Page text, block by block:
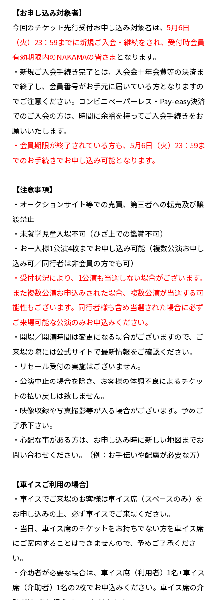
【お申し込み対象者】
今回のチケット先行受付お申し込み対象者は、 5月6日
（火）23：59までに新規ご入会・継続をされ、受付時会員
有効期限内のNAKAMAの皆さま となります。
・新規ご入会手続き完了とは、入会金＋年会費等の決済ま
で終了し、会員番号がお手元に届いている方となりますの
でご注意ください。コンビニペーパーレス・Pay-easy決済
でのご入会の方は、時間に余裕を持ってご入会手続きをお
願いいたします。
・会員期限が終了されている方も、5月6日（火）23：59ま
でのお手続きでお申し込み可能となります。
【注意事項】
・オークションサイト等での売買、第三者への転売及び譲
渡禁止
・未就学児童入場不可（ひざ上での鑑賞不可）
・お一人様1公演4枚までお申し込み可能（複数公演お申し
込み可／同行者は非会員の方でも可）
・受付状況により、1公演も当選しない場合がございます。
また複数公演お申込みされた場合、複数公演が当選する可
能性もございます。同行者様も含め当選された場合に必ず
ご来場可能な公演のみお申込みください。
・開場／開演時間は変更になる場合がございますので、ご
来場の際には公式サイトで最新情報をご確認ください。
・リセール受付の実施はございません。
・公演中止の場合を除き、お客様の体調不良によるチケッ
トの払い戻しは致しません。
・映像収録や写真撮影等が入る場合がございます。予めご
了承下さい。
・心配な事がある方は、お申し込み時に新しい地図までお
問い合わせください。（例：お手伝いや配慮が必要な方）
【車イスご利用の場合】
・車イスでご来場のお客様は車イス席（スペースのみ）を
お申し込みの上、必ず車イスでご来場ください。
・当日、車イス席のチケットをお持ちでない方を車イス席
にご案内することはできませんので、予めご了承くださ
い。
・介助者が必要な場合は、車イス席（利用者）1名+車イス
席（介助者）1名の2枚でお申込みください。車イス席の介